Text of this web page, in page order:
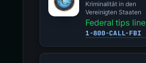
Kriminalität in den
Vereinigten Staaten
Federal tips line
1-800-CALL-FBI